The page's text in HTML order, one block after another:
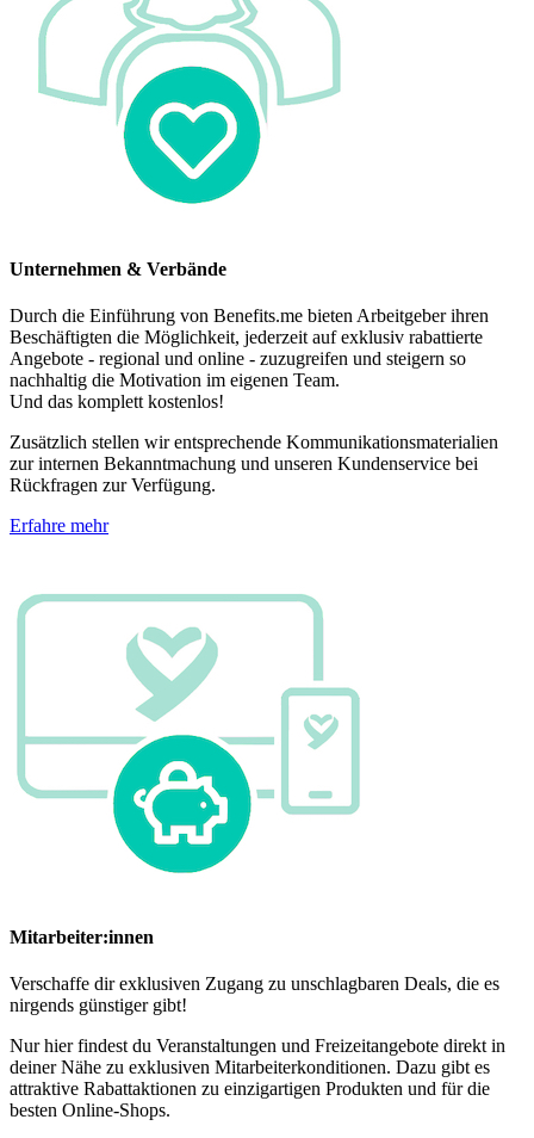
Unternehmen & Verbände
Durch die Einführung von Benefits.me bieten Arbeitgeber ihren
Beschäftigten die Möglichkeit, jederzeit auf exklusiv rabattierte
Angebote - regional und online - zuzugreifen und steigern so
nachhaltig die Motivation im eigenen Team.
Und das komplett kostenlos!
Zusätzlich stellen wir entsprechende Kommunikationsmaterialien
zur internen Bekanntmachung und unseren Kundenservice bei
Rückfragen zur Verfügung.
Erfahre mehr
Mitarbeiter:innen
Verschaffe dir exklusiven Zugang zu unschlagbaren Deals, die es
nirgends günstiger gibt!
Nur hier findest du Veranstaltungen und Freizeitangebote direkt in
deiner Nähe zu exklusiven Mitarbeiterkonditionen. Dazu gibt es
attraktive Rabattaktionen zu einzigartigen Produkten und für die
besten Online-Shops.